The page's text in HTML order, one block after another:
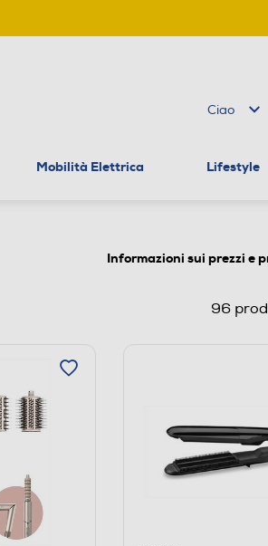
Ciao
Mobilità Elettrica Lifestyle
Informazioni sui prezzi e
96